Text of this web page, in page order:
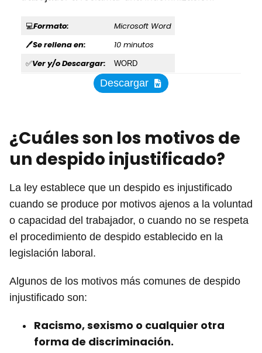
💻Formato: Microsoft Word
🖊Se rellena en: 10 minutos
✅Ver y/o Descargar: WORD
Descargar
¿Cuáles son los motivos de
un despido injustificado?
La ley establece que un despido es injustificado
cuando se produce por motivos ajenos a la voluntad
o capacidad del trabajador, o cuando no se respeta
el procedimiento de despido establecido en la
legislación laboral.
Algunos de los motivos más comunes de despido
injustificado son:
Racismo, sexismo o cualquier otra
forma de discriminación.